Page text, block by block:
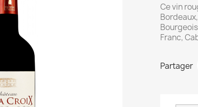
Ce vin
Franc,
Partager